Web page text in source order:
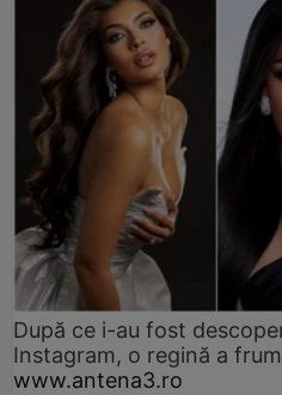
După ce i-au fost
Instagram, o regină a
www.antena3.ro